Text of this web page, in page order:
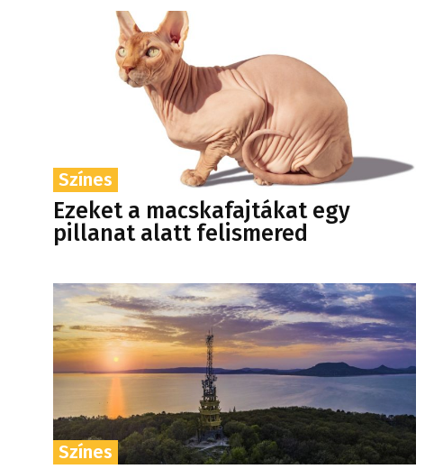
Színes
Ezeket a macskafajtákat egy
pillanat alatt felismered
Színes